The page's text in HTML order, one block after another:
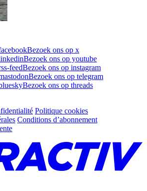
Bezoek ons op x
Bezoek ons op youtube
feedBezoek ons op instagram
Bezoek ons op telegram
Bezoek ons op threads
Politique cookies
Conditions d’abonnement